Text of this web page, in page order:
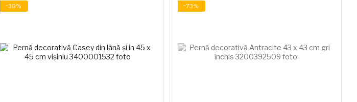
−38% −73%